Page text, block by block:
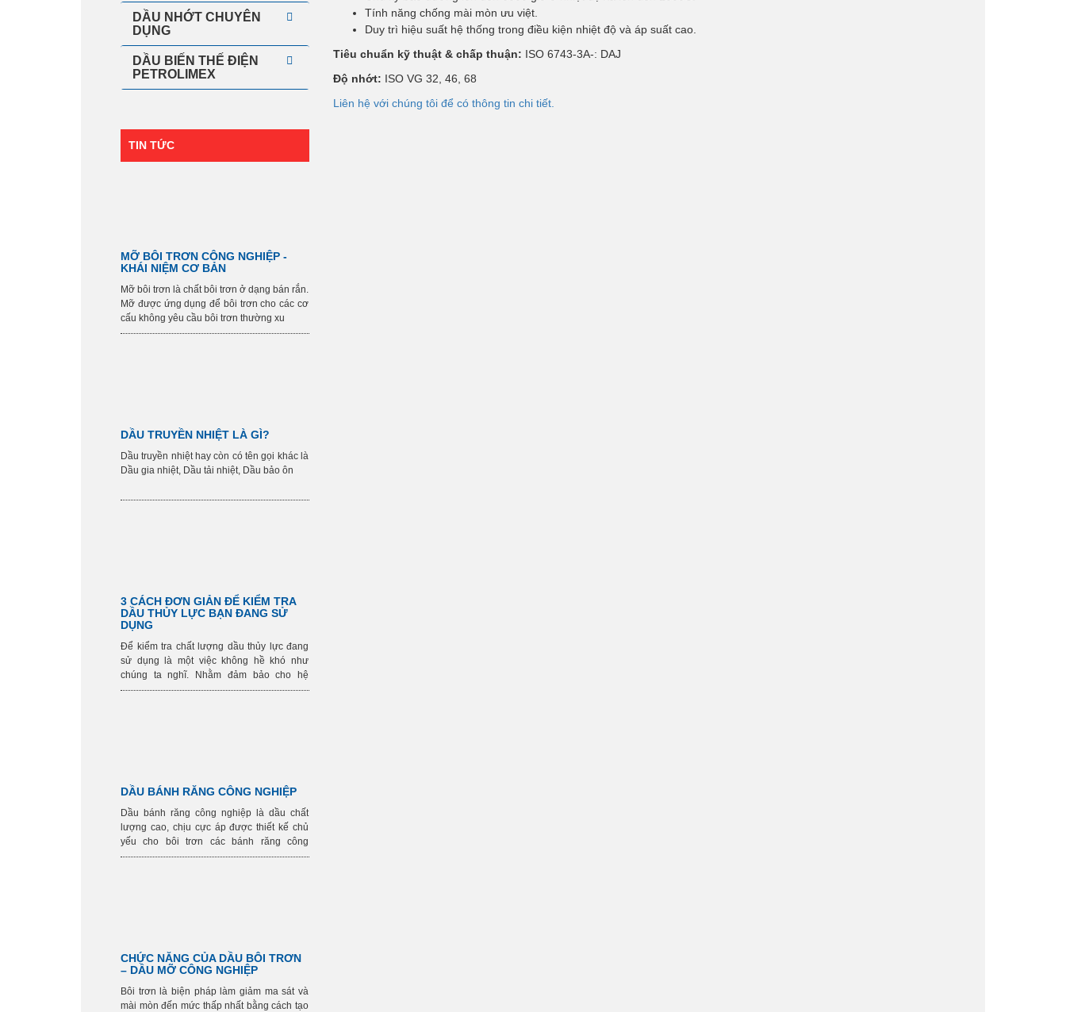
DẦU NHỚT CHUYÊN
DỤNG
DẦU BIẾN THẾ ĐIỆN
PETROLIMEX
TIN TỨC
MỠ BÔI TRƠN CÔNG NGHIỆP -
KHÁI NIỆM CƠ BẢN
Mỡ bôi trơn là chất bôi trơn ở dạng bán rắn.
Mỡ được ứng dụng để bôi trơn cho các cơ
cấu không yêu cầu bôi trơn thường xu
DẦU TRUYỀN NHIỆT LÀ GÌ?
Dầu truyền nhiệt hay còn có tên gọi khác là
Dầu gia nhiệt, Dầu tải nhiệt, Dầu bảo ôn
3 CÁCH ĐƠN GIẢN ĐỂ KIỂM TRA
DẦU THỦY LỰC BẠN ĐANG SỬ
DỤNG
Để kiểm tra chất lượng dầu thủy lực đang
sử dụng là một việc không hề khó như
chúng ta nghĩ. Nhằm đảm bảo cho hệ
thống máy móc doanh nghiệp bạn hoạt
​DẦU BÁNH RĂNG CÔNG NGHIỆP
Dầu bánh răng công nghiệp là dầu chất
lượng cao, chịu cực áp được thiết kế chủ
yếu cho bôi trơn các bánh răng công
nghiệp chịu tải trọng nặng. Đặc tính chống
​CHỨC NĂNG CỦA DẦU BÔI TRƠN
– DẦU MỠ CÔNG NGHIỆP
Bôi trơn là biện pháp làm giảm ma sát và
mài mòn đến mức thấp nhất bằng cách tạo
Tính năng chống mài mòn ưu việt.
Duy trì hiệu suất hệ thống trong điều kiện nhiệt độ và áp suất cao.
Tiêu chuẩn kỹ thuật & chấp thuận: ISO 6743-3A-: DAJ
Độ nhớt: ISO VG 32, 46, 68
Liên hệ với chúng tôi để có thông tin chi tiết.